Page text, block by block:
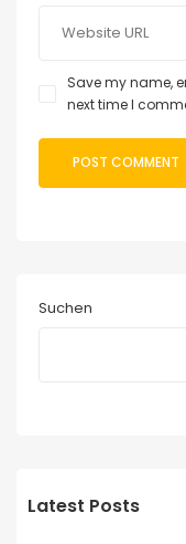
Save my name,
next time I
Suchen
Latest Posts